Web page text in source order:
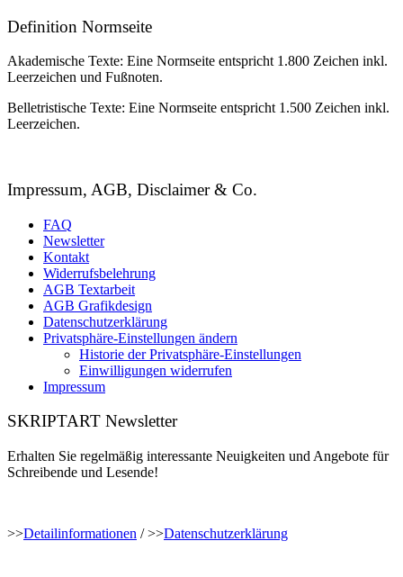
Definition Normseite
Akademische Texte: Eine Normseite entspricht 1.800 Zeichen inkl.
Leerzeichen und Fußnoten.
Belletristische Texte: Eine Normseite entspricht 1.500 Zeichen inkl.
Leerzeichen.
Impressum, AGB, Disclaimer & Co.
FAQ
Newsletter
Kontakt
Widerrufsbelehrung
AGB Textarbeit
AGB Grafikdesign
Datenschutzerklärung
Privatsphäre-Einstellungen ändern
Historie der Privatsphäre-Einstellungen
Einwilligungen widerrufen
Impressum
SKRIPTART Newsletter
Erhalten Sie regelmäßig interessante Neuigkeiten und Angebote für
Schreibende und Lesende!
>>Detailinformationen / >>Datenschutzerklärung